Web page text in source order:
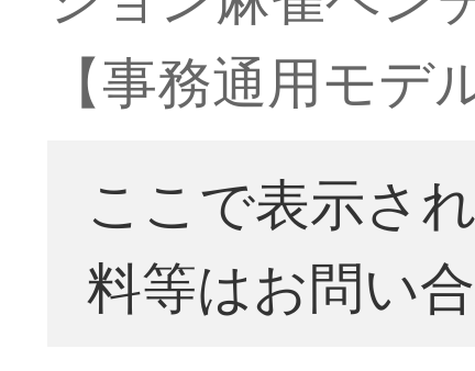
【事務通用モ
ここで表示さ
料等はお問い